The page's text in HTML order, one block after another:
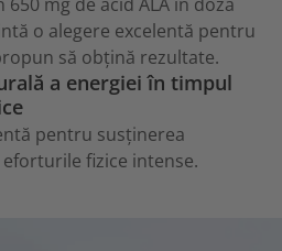
o alegere excelentă pentru
să obțină rezultate.
a energiei în timpul
pentru susținerea
fizice intense.